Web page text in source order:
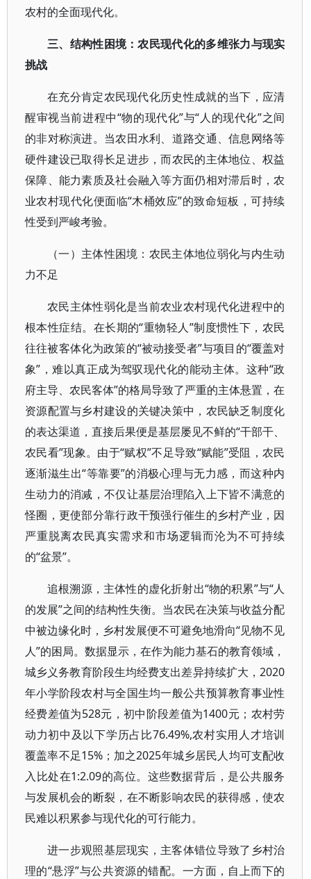
农村的全面现代化。
三、结构性困境：农民现代化的多维张力与现实
挑战
在充分肯定农民现代化历史性成就的当下，应清
醒审视当前进程中“物的现代化”与“人的现代化”之间
的非对称演进。当农田水利、道路交通、信息网络等
硬件建设已取得长足进步，而农民的主体地位、权益
保障、能力素质及社会融入等方面仍相对滞后时，农
业农村现代化便面临“木桶效应”的致命短板，可持续
性受到严峻考验。
（一）主体性困境：农民主体地位弱化与内生动
力不足
农民主体性弱化是当前农业农村现代化进程中的
根本性症结。在长期的“重物轻人”制度惯性下，农民
往往被客体化为政策的“被动接受者”与项目的“覆盖对
象”，难以真正成为驾驭现代化的能动主体。这种“政
府主导、农民客体”的格局导致了严重的主体悬置，在
资源配置与乡村建设的关键决策中，农民缺乏制度化
的表达渠道，直接后果便是基层屡见不鲜的“干部干、
农民看”现象。由于“赋权”不足导致“赋能”受阻，农民
逐渐滋生出“等靠要”的消极心理与无力感，而这种内
生动力的消减，不仅让基层治理陷入上下皆不满意的
怪圈，更使部分靠行政干预强行催生的乡村产业，因
严重脱离农民真实需求和市场逻辑而沦为不可持续
的“盆景”。
追根溯源，主体性的虚化折射出“物的积累”与“人
的发展”之间的结构性失衡。当农民在决策与收益分配
中被边缘化时，乡村发展便不可避免地滑向“见物不见
人”的困局。数据显示，在作为能力基石的教育领域，
城乡义务教育阶段生均经费支出差异持续扩大，2020
年小学阶段农村与全国生均一般公共预算教育事业性
经费差值为528元，初中阶段差值为1400元；农村劳
动力初中及以下学历占比76.49%,农村实用人才培训
覆盖率不足15%；加之2025年城乡居民人均可支配收
入比处在1:2.09的高位。这些数据背后，是公共服务
与发展机会的断裂，在不断影响农民的获得感，使农
民难以积累参与现代化的可行能力。
进一步观照基层现实，主客体错位导致了乡村治
理的“悬浮”与公共资源的错配。一方面，自上而下的